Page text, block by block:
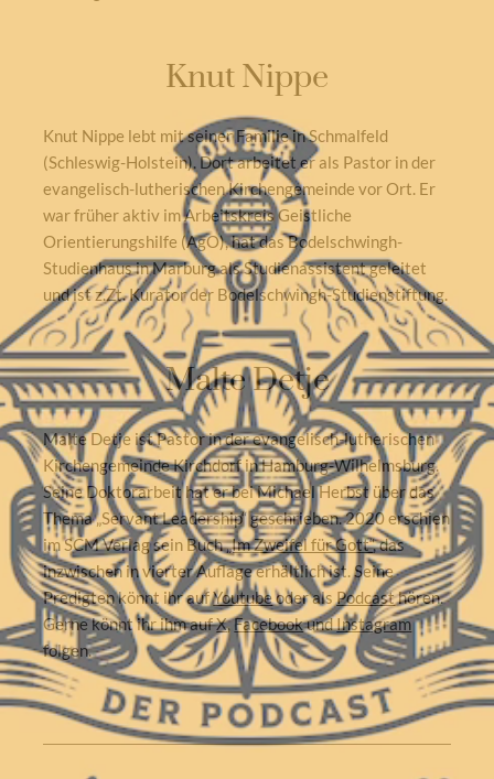
Knut Nippe
Knut Nippe lebt mit seiner Familie in Schmalfeld
(Schleswig-Holstein). Dort arbeitet er als Pastor in der
evangelisch-lutherischen Kirchengemeinde vor Ort. Er
war früher aktiv im Arbeitskreis Geistliche
Orientierungshilfe (AgO), hat das Bodelschwingh-
Studienhaus in Marburg als Studienassistent geleitet
und ist z.Zt. Kurator der Bodelschwingh-Studienstiftung.
Malte Detje
Malte Detje ist Pastor in der evangelisch-lutherischen
Kirchengemeinde Kirchdorf in Hamburg-Wilhelmsburg.
Seine Doktorarbeit hat er bei Michael Herbst über das
Thema „Servant Leadership“ geschrieben. 2020 erschien
im SCM Verlag sein Buch„Im Zweifel für Gott“, das
inzwischen in vierter Auflage erhältlich ist. Seine
Predigten könnt ihr aufYoutubeoder alsPodcasthören.
Gerne könnt ihr ihm aufX,FacebookundInstagram
folgen.